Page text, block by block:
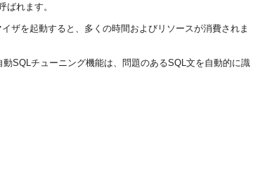
ばれます。
ザを起動すると、多くの時間およびリソースが消費されま
動SQLチューニング機能は、問題のあるSQL文を自動的に識